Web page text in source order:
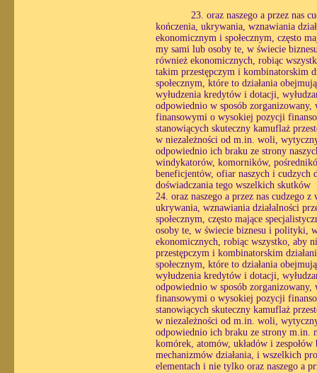
23. oraz naszego a przez nas
kończenia, ukrywania, wznawiania
ekonomicznym i społecznym, często
my sami lub osoby te, w świecie
również ekonomicznych, robiąc
takim przestępczym i kombinatorskim
społecznym, które to działania
wyłudzenia kredytów i dotacji,
odpowiednio w sposób
finansowymi o wysokiej pozycji
stanowiących skuteczny kamuflaż
w niezależności od m.in. woli,
odpowiednio ich braku ze strony
windykatorów, komorników,
beneficjentów, ofiar naszych i cudzych
doświadczania tego wszelkich skutków
24. oraz naszego a przez nas cudzego
ukrywania, wznawiania działalności
społecznym, często mające
osoby te, w świecie biznesu i polityki,
ekonomicznych, robiąc wszystko, aby
przestępczym i kombinatorskim
społecznym, które to działania
wyłudzenia kredytów i dotacji,
odpowiednio w sposób
finansowymi o wysokiej pozycji
stanowiących skuteczny kamuflaż
w niezależności od m.in. woli,
odpowiednio ich braku ze strony m.in.
komórek, atomów, układów i
mechanizmów działania, i wszelkich
elementach i nie tylko oraz naszego a